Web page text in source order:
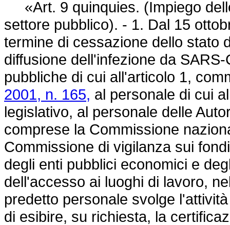
«Art. 9 quinquies. (Impiego
settore pubblico). - 1. Dal 15
termine di cessazione dello stato
diffusione dell'infezione da
pubbliche di cui all'articolo 1,
2001, n. 165, al personale di cui
legislativo, al personale delle
comprese la Commissione
Commissione di vigilanza sui
degli enti pubblici economici e
dell'accesso ai luoghi di lavoro,
predetto personale svolge
di esibire, su richiesta, la